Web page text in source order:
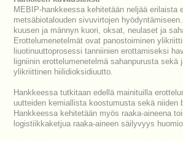
MEBIP-hankkeessa kehitetään neljää erilaista
metsäbiotalouden sivuvirtojen
kuusen ja männyn kuori, oksat, neulaset ja
Erottelumenetelmät ovat panostoiminen
liuotinuuttoprosessi tanniinien erottamiseksi
ligniinin erottelumenetelmä sahanpurusta sekä
ylikriittinen hiilidioksidiuutto.
Hankkeessa tutkitaan edellä mainituilla
uutteiden kemiallista koostumusta sekä niiden
Hankkeessa kehitetään myös raaka-aineena
logistiikkaketjua raaka-aineen säilyvyys